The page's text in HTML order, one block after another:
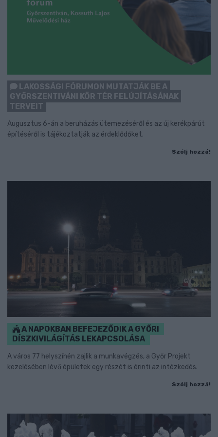
LAKOSSÁGI FÓRUMON MUTATJÁK BE A
GYŐRSZENTIVÁNI KÖR TÉR FELÚJÍTÁSÁNAK
TERVEIT
Augusztus 6-án a beruházás ütemezéséről és az új kerékpárút
építéséről is tájékoztatják az érdeklődőket.
Szólj hozzá!
A NAPOKBAN BEFEJEZŐDIK A GYŐRI
DÍSZKIVILÁGÍTÁS LEKAPCSOLÁSA
A város 77 helyszínén zajlik a munkavégzés, a Győr Projekt
kezelésében lévő épületek egy részét is érinti az intézkedés.
Szólj hozzá!